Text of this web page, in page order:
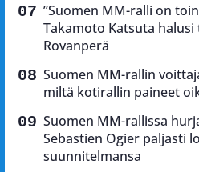
”Suomen MM-ralli on
Takamoto Katsuta
Rovanperä
Suomen MM-rallin
miltä kotirallin paineet
Suomen MM-rallissa
Sebastien Ogier paljasti
suunnitelmansa